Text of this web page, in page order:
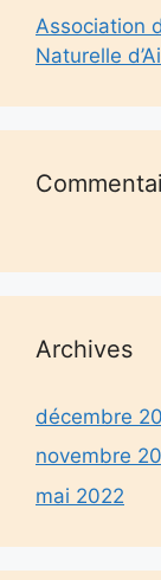
Association
Naturelle
Archives
décembre
novembre
mai 2022